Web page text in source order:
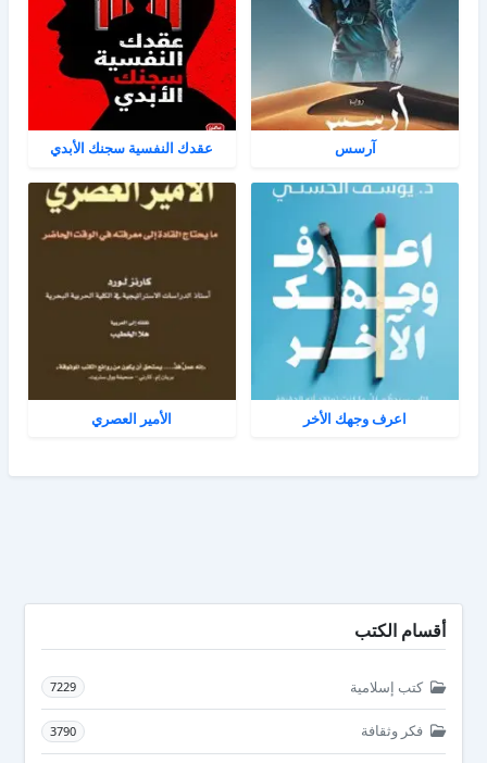
آرسس عقدك النفسية سجنك الأبدي
اعرف وجهك الأخر الأمير العصري
أقسام الكتب
كتب إسلامية 7229
فكر وثقافة 3790